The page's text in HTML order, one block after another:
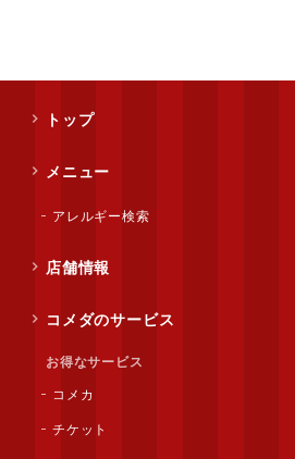
トップ
メニュー
アレルギー検索
店舗情報
コメダのサービス
お得なサービス
コメカ
チケット